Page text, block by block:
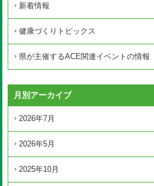
新着情報
健康づくりトピックス
県が主催するACE関連イベントの情報
月別アーカイブ
2026年7月
2026年5月
2025年10月